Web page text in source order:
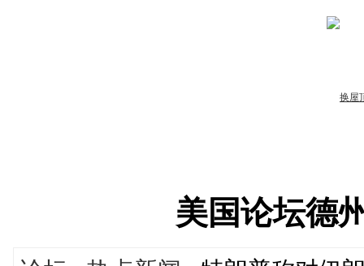
美国论坛德